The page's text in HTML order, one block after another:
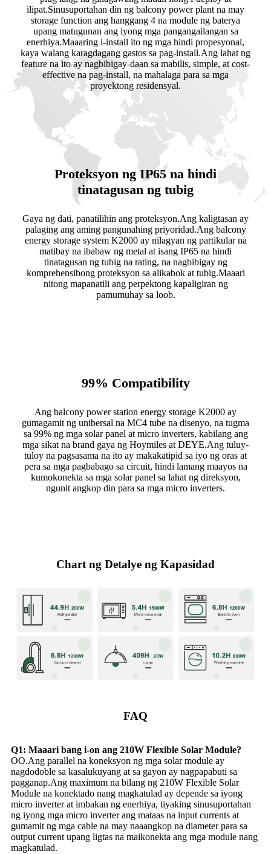
ilipat.Sinusuportahan din ng balcony power plant na may
storage function ang hanggang 4 na module ng baterya
upang matugunan ang iyong mga pangangailangan sa
enerhiya.Maaaring i-install ito ng mga hindi propesyonal,
kaya walang karagdagang gastos sa pag-install.Ang lahat ng
feature na ito ay nagbibigay-daan sa mabilis, simple, at cost-
effective na pag-install, na mahalaga para sa mga
proyektong residensyal.
Proteksyon ng IP65 na hindi
tinatagusan ng tubig
Gaya ng dati, panatilihin ang proteksyon.Ang kaligtasan ay
palaging ang aming pangunahing priyoridad.Ang balcony
energy storage system K2000 ay nilagyan ng partikular na
matibay na ibabaw ng metal at isang IP65 na hindi
tinatagusan ng tubig na rating, na nagbibigay ng
komprehensibong proteksyon sa alikabok at tubig.Maaari
nitong mapanatili ang perpektong kapaligiran ng
pamumuhay sa loob.
99% Compatibility
Ang balcony power station energy storage K2000 ay
gumagamit ng unibersal na MC4 tube na disenyo, na tugma
sa 99% ng mga solar panel at micro inverters, kabilang ang
mga sikat na brand gaya ng Hoymiles at DEYE.Ang tuluy-
tuloy na pagsasama na ito ay makakatipid sa iyo ng oras at
pera sa mga pagbabago sa circuit, hindi lamang maayos na
kumokonekta sa mga solar panel sa lahat ng direksyon,
ngunit angkop din para sa mga micro inverters.
Chart ng Detalye ng Kapasidad
FAQ
Q1: Maaari bang i-on ang 210W Flexible Solar Module?
OO.Ang parallel na koneksyon ng mga solar module ay
nagdodoble sa kasalukuyang at sa gayon ay nagpapabuti sa
pagganap.Ang maximum na bilang ng 210W Flexible Solar
Module na konektado nang magkatulad ay depende sa iyong
micro inverter at imbakan ng enerhiya, tiyaking sinusuportahan
ng iyong mga micro inverter ang mataas na input currents at
gumamit ng mga cable na may naaangkop na diameter para sa
output current upang ligtas na maikonekta ang mga module nang
magkatulad.